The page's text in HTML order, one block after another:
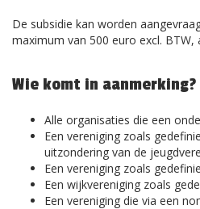
De subsidie kan worden
maximum van 500 euro excl.
Wie komt in aanmerking?
Alle organisaties die een
Een vereniging zoals
uitzondering van de
Een vereniging zoals
Een wijkvereniging zoals
Een vereniging die via een